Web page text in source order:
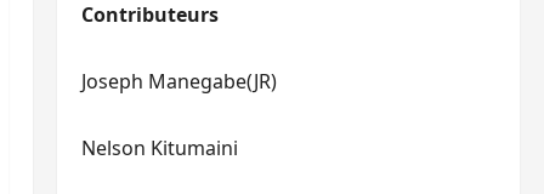
Contributeurs
Joseph Manegabe(JR)
Nelson Kitumaini